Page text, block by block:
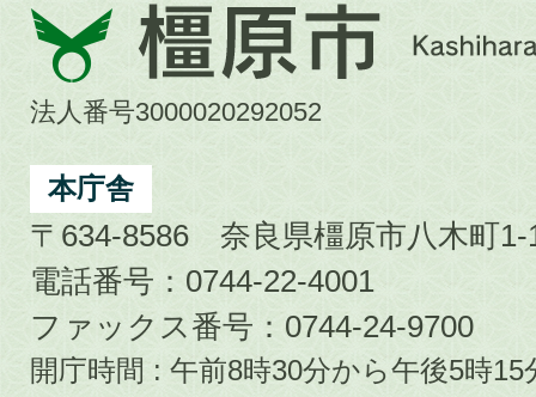
橿
原
市
City
法人番号3000020292052
本庁舎
〒634-8586 奈良県橿原市八木町1-
電話番号：0744-22-4001
ファックス番号：0744-24-9700
開庁時間 : 午前8時30分から午後5時